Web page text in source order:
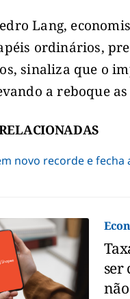
Lang,
ordinários,
sinaliza que o
a reboque
novo recorde e
ser